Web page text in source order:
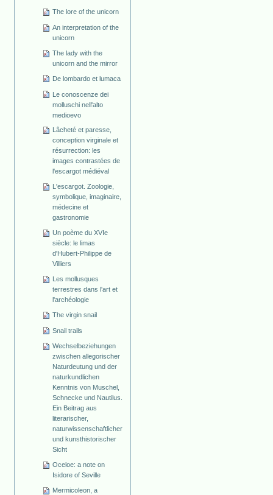
The lore of the unicorn
An interpretation of the
unicorn
The lady with the
unicorn and the mirror
De lombardo et lumaca
Le conoscenze dei
molluschi nell'alto
medioevo
Lâcheté et paresse,
conception virginale et
résurrection: les
images contrastées de
l'escargot médiéval
L'escargot. Zoologie,
symbolique, imaginaire,
médecine et
gastronomie
Un poème du XVIe
siècle: le limas
d'Hubert-Philippe de
Villiers
Les mollusques
terrestres dans l'art et
l'archéologie
The virgin snail
Snail trails
Wechselbeziehungen
zwischen allegorischer
Naturdeutung und der
naturkundlichen
Kenntnis von Muschel,
Schnecke und Nautilus.
Ein Beitrag aus
literarischer,
naturwissenschaftlicher
und kunsthistorischer
Sicht
Oceloe: a note on
Isidore of Seville
Mermicoleon, a